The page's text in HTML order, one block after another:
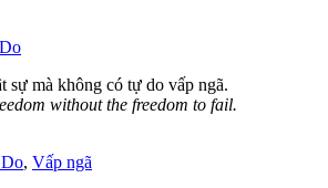
sự mà không có tự do vấp ngã.
without the freedom to fail.
, Vấp ngã